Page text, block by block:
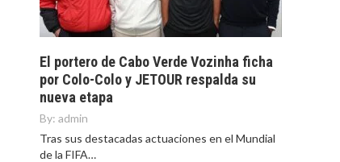
El portero de Cabo Verde Vozinha ficha
por Colo-Colo y JETOUR respalda su
nueva etapa
By: admin
Tras sus destacadas actuaciones en el Mundial
de la FIFA…